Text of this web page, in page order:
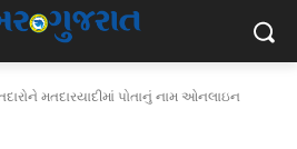
મતદારયાદીમાં પોતાનું નામ ઓનલાઇન